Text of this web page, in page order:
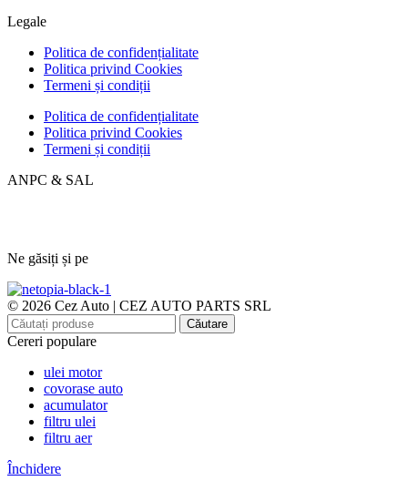
Legale
Politica de confidențialitate
Politica privind Cookies
Termeni și condiții
Politica de confidențialitate
Politica privind Cookies
Termeni și condiții
ANPC & SAL
Ne găsiți și pe
© 2026 Cez Auto | CEZ AUTO PARTS SRL
Căutare
Cereri populare
ulei motor
covorase auto
acumulator
filtru ulei
filtru aer
Închidere